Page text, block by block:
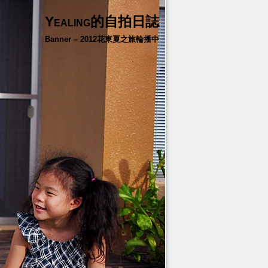
Yealing的自拍日誌
Banner – 2012花東夏之旅輪播中